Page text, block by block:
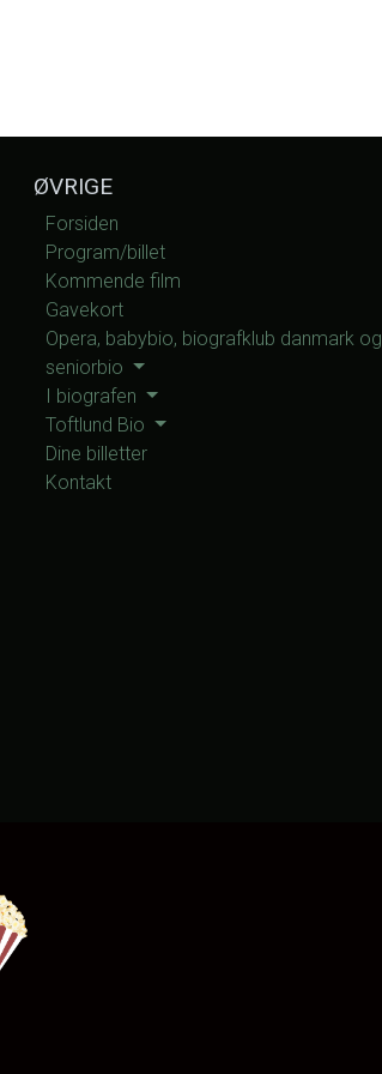
ØVRIGE
Forsiden
Program/billet
Kommende film
Gavekort
Opera, babybio, biografklub danmark og
seniorbio
I biografen
Toftlund Bio
Dine billetter
Kontakt